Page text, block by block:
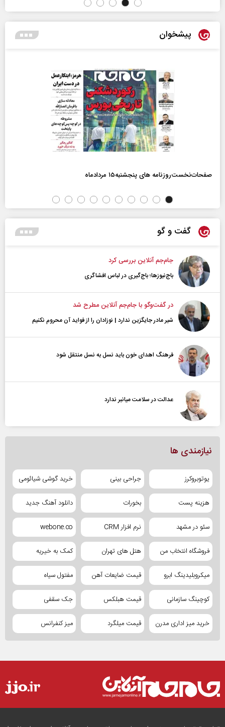
پیشخوان
صفحات‌نخست‌روزنامه ها‌ی پنجشنبه‌۱۵ مردادماه
گفت و گو
جام‌جم آنلاین بررسی کرد
باج‌نیوزها؛ باج‌گیری در لباس افشاگری
در گفت‌و‌گو با جام‌جم آنلاین مطرح شد
شیر مادر جایگزین ندارد | نوزادان را از فواید آن محروم نکنیم
فرهنگ اهدای خون باید نسل به نسل منتقل شود
عدالت در سلامت میانبر ندارد
نیازمندی ها
یوتوبروکرز جراحی بینی خرید گوشی شیائومی
هزینه پست بخورات دانلود آهنگ جدید
سئو در مشهد نرم افزار CRM webone.co
فروشگاه انتخاب من هتل های تهران کمک به خیریه
میکروبلیدینگ ابرو قیمت ضایعات آهن مفتول سیاه
کوچینگ سازمانی قیمت هبلکس جک سقفی
خرید میز اداری مدرن قیمت میلگرد میز کنفرانس